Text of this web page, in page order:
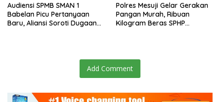
Audiensi SPMB SMAN 1
Babelan Picu Pertanyaan
Baru, Aliansi Soroti Dugaan
Polres Mesuji Gelar Gerakan
Pangan Murah, Ribuan
Kilogram Beras SPHP
Add Comment